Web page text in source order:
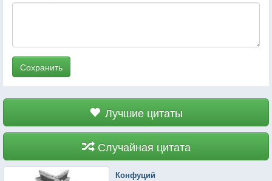
Сохранить
Лучшие цитаты
Случайная цитата
Конфуций